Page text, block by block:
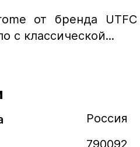
позволяет
от бренда
с классической...
Россия
790092